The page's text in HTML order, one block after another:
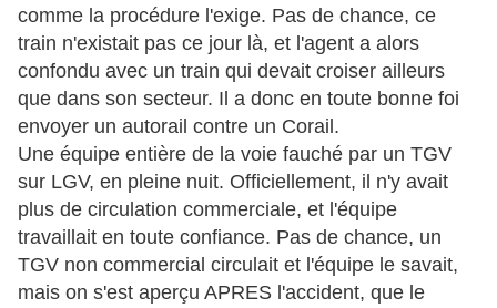
comme la procédure l'exige. Pas de chance, ce
train n'existait pas ce jour là, et l'agent a alors
confondu avec un train qui devait croiser ailleurs
que dans son secteur. Il a donc en toute bonne foi
envoyer un autorail contre un Corail.
Une équipe entière de la voie fauché par un TGV
sur LGV, en pleine nuit. Officiellement, il n'y avait
plus de circulation commerciale, et l'équipe
travaillait en toute confiance. Pas de chance, un
TGV non commercial circulait et l'équipe le savait,
mais on s'est aperçu APRES l'accident, que le